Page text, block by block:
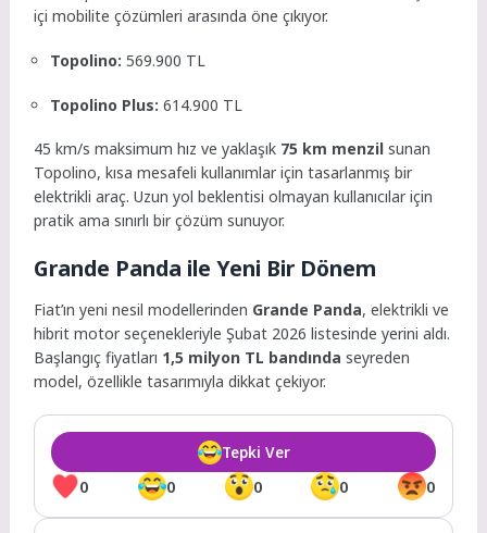
içi mobilite çözümleri arasında öne çıkıyor.
Topolino: 569.900 TL
Topolino Plus: 614.900 TL
45 km/s maksimum hız ve yaklaşık 75 km menzil sunan
Topolino, kısa mesafeli kullanımlar için tasarlanmış bir
elektrikli araç. Uzun yol beklentisi olmayan kullanıcılar için
pratik ama sınırlı bir çözüm sunuyor.
Grande Panda ile Yeni Bir Dönem
Fiat’ın yeni nesil modellerinden Grande Panda, elektrikli ve
hibrit motor seçenekleriyle Şubat 2026 listesinde yerini aldı.
Başlangıç fiyatları 1,5 milyon TL bandında seyreden
model, özellikle tasarımıyla dikkat çekiyor.
0 0 0 0 0
Tepki Ver